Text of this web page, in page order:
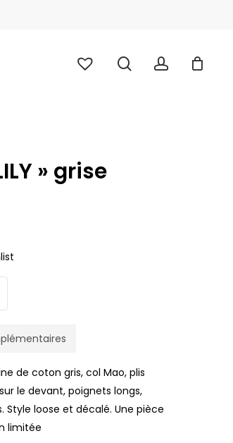
searchaccount
» grise
de coton gris, col Mao, plis
le devant, poignets longs,
Style loose et décalé. Une pièce
limitée